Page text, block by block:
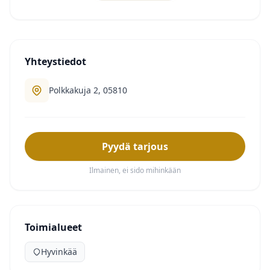
Yhteystiedot
Polkkakuja 2, 05810
Pyydä tarjous
Ilmainen, ei sido mihinkään
Toimialueet
Hyvinkää